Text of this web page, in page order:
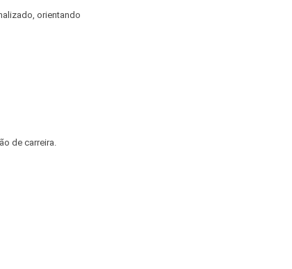
orientando
de carreira.